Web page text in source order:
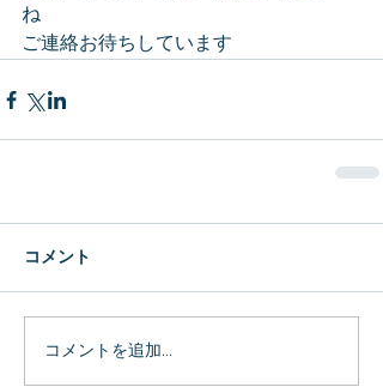
ね
ご連絡お待ちしています
コメント
コメントを追加…